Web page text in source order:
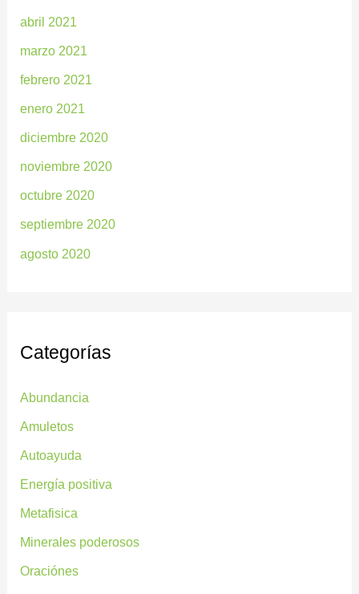
abril 2021
marzo 2021
febrero 2021
enero 2021
diciembre 2020
noviembre 2020
octubre 2020
septiembre 2020
agosto 2020
Categorías
Abundancia
Amuletos
Autoayuda
Energía positiva
Metafisica
Minerales poderosos
Oraciónes